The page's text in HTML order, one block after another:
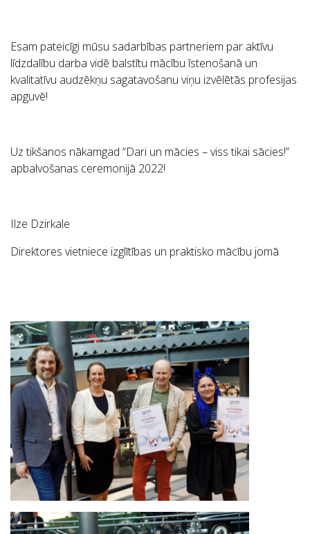
Esam pateicīgi mūsu sadarbības partneriem par aktīvu
līdzdalību darba vidē balstītu mācību īstenošanā un
kvalitatīvu audzēkņu sagatavošanu viņu izvēlētās profesijas
apguvē!
Uz tikšanos nākamgad “Dari un mācies – viss tikai sācies!”
apbalvošanas ceremonijā 2022!
Ilze Dzirkale
Direktores vietniece izglītības un praktisko mācību jomā